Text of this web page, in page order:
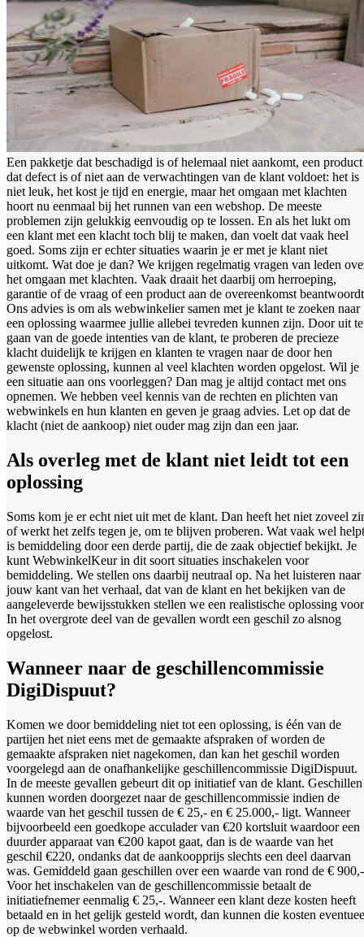
Een pakketje dat beschadigd is of helemaal niet aankomt, een product
dat defect is of niet aan de verwachtingen van de klant voldoet: het is
niet leuk, het kost je tijd en energie, maar het omgaan met klachten
hoort nu eenmaal bij het runnen van een webshop. De meeste
problemen zijn gelukkig eenvoudig op te lossen. En als het lukt om
een klant met een klacht toch blij te maken, dan voelt dat vaak heel
goed. Soms zijn er echter situaties waarin je er met je klant niet
uitkomt. Wat doe je dan? We krijgen regelmatig vragen van leden
het omgaan met klachten. Vaak draait het daarbij om herroeping,
garantie of de vraag of een product aan de overeenkomst
Ons advies is om als webwinkelier samen met je klant te zoeken naar
een oplossing waarmee jullie allebei tevreden kunnen zijn. Door uit te
gaan van de goede intenties van de klant, te proberen de precieze
klacht duidelijk te krijgen en klanten te vragen naar de door hen
gewenste oplossing, kunnen al veel klachten worden opgelost. Wil je
een situatie aan ons voorleggen? Dan mag je altijd contact met ons
opnemen. We hebben veel kennis van de rechten en plichten van
webwinkels en hun klanten en geven je graag advies. Let op dat de
klacht (niet de aankoop) niet ouder mag zijn dan een jaar.
Als overleg met de klant niet leidt tot een
oplossing
Soms kom je er echt niet uit met de klant. Dan heeft het niet zoveel
of werkt het zelfs tegen je, om te blijven proberen. Wat vaak wel
is bemiddeling door een derde partij, die de zaak objectief bekijkt. Je
kunt WebwinkelKeur in dit soort situaties inschakelen voor
bemiddeling. We stellen ons daarbij neutraal op. Na het luisteren naar
jouw kant van het verhaal, dat van de klant en het bekijken van de
aangeleverde bewijsstukken stellen we een realistische oplossing
In het overgrote deel van de gevallen wordt een geschil zo alsnog
opgelost.
Wanneer naar de geschillencommissie
DigiDispuut?
Komen we door bemiddeling niet tot een oplossing, is één van de
partijen het niet eens met de gemaakte afspraken of worden de
gemaakte afspraken niet nagekomen, dan kan het geschil worden
voorgelegd aan de onafhankelijke geschillencommissie DigiDispuut.
In de meeste gevallen gebeurt dit op initiatief van de klant. Geschillen
kunnen worden doorgezet naar de geschillencommissie indien de
waarde van het geschil tussen de € 25,- en € 25.000,- ligt. Wanneer
bijvoorbeeld een goedkope acculader van €20 kortsluit waardoor een
duurder apparaat van €200 kapot gaat, dan is de waarde van het
geschil €220, ondanks dat de aankoopprijs slechts een deel daarvan
was. Gemiddeld gaan geschillen over een waarde van rond de €
Voor het inschakelen van de geschillencommissie betaalt de
initiatiefnemer eenmalig € 25,-. Wanneer een klant deze kosten heeft
betaald en in het gelijk gesteld wordt, dan kunnen die kosten
op de webwinkel worden verhaald.